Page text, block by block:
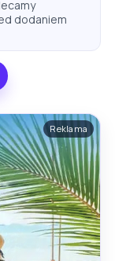
dodaniem
Reklama